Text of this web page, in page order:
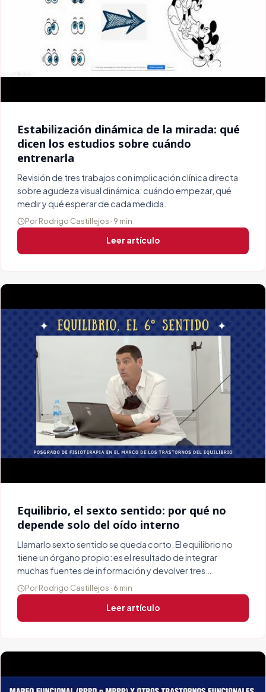
Estabilización dinámica de la mirada: qué
dicen los estudios sobre cuándo
entrenarla
Revisión de tres trabajos con implicación clínica directa
sobre agudeza visual dinámica: cuándo empezar, qué
medir y qué esperar de cada medida.
Por Rodrigo Castillejos · 9 min
Leer artículo
Equilibrio, el sexto sentido: por qué no
depende solo del oído interno
Llamarlo sexto sentido se queda corto. El equilibrio no
tiene un órgano propio: es el resultado de integrar
muchas fuentes de información y devolver tres
respuestas distintas.
Por Rodrigo Castillejos · 6 min
Leer artículo